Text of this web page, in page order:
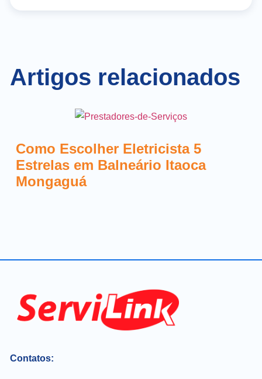
Artigos relacionados
Como Escolher Eletricista 5
Estrelas em Balneário Itaoca
Mongaguá
Contatos: